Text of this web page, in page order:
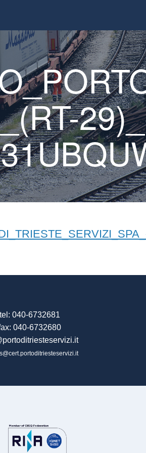
tel: 040-6732681
040-6732680